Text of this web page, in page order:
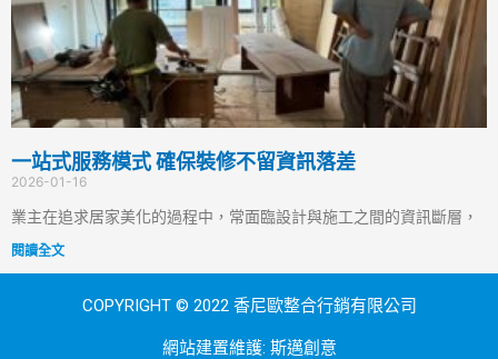
一站式服務模式 確保裝修不留資訊落差
2026-01-16
業主在追求居家美化的過程中，常面臨設計與施工之間的資訊斷層，
閱讀全文
COPYRIGHT © 2022 香尼歐整合行銷有限公司
網站建置維護: 斯邁創意